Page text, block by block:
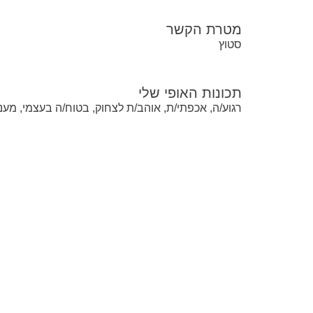
מטרת הקשר
סטוץ
תכונות האופי שלי
רגוע/ה, אכפתי/ת, אוהב/ת לצחוק, בטוח/ה בעצמי,